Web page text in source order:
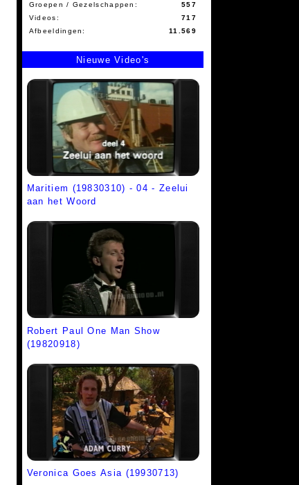
Groepen / Gezelschappen:
557
Videos:
717
Afbeeldingen:
11.569
Nieuwe Video's
Maritiem (19830310) - 04 - Zeelui
aan het Woord
Robert Paul One Man Show
(19820918)
Veronica Goes Asia (19930713)